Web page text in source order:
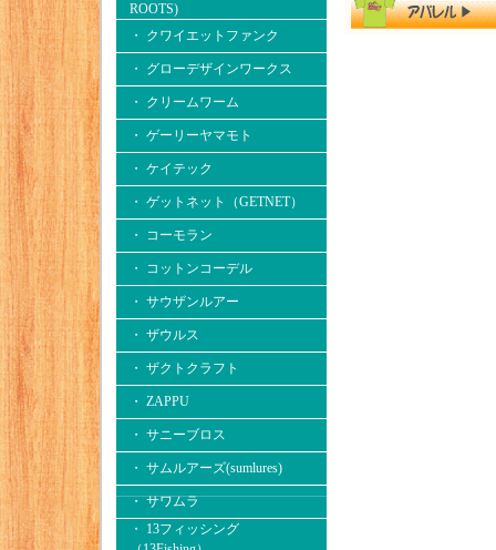
ROOTS)
・ クワイエットファンク
・ グローデザインワークス
・ クリームワーム
・ ゲーリーヤマモト
・ ケイテック
・ ゲットネット（GETNET）
・ コーモラン
・ コットンコーデル
・ サウザンルアー
・ ザウルス
・ ザクトクラフト
・ ZAPPU
・ サニーブロス
・ サムルアーズ(sumlures)
・ サワムラ
・ 13フィッシング